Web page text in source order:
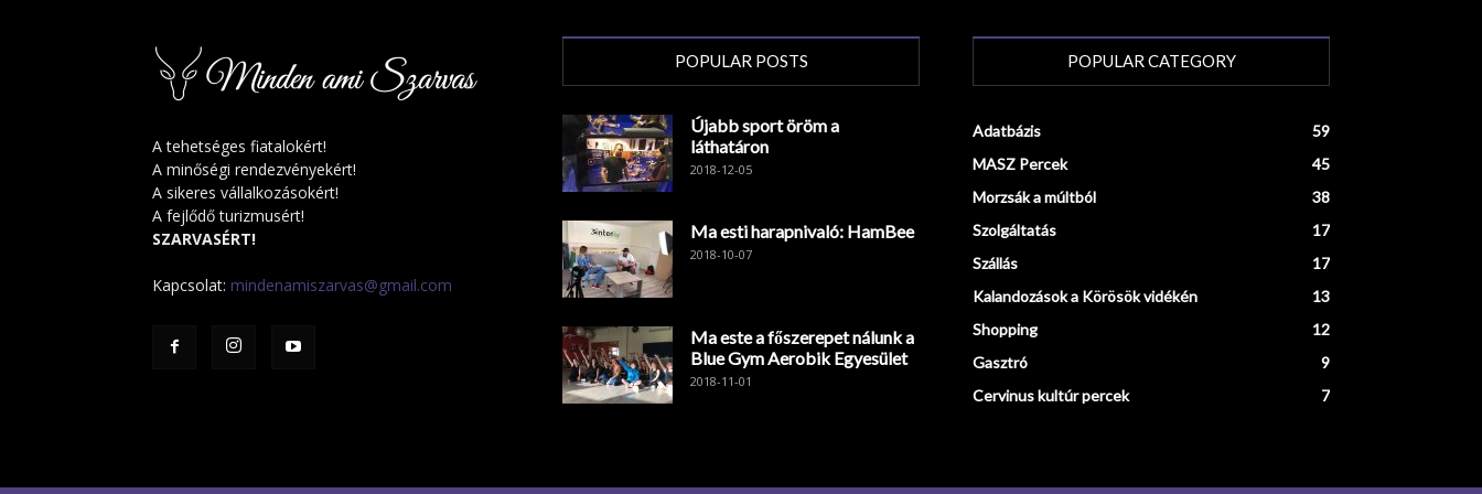
A tehetséges fiatalokért!
A minőségi rendezvényekért!
A sikeres vállalkozásokért!
A fejlődő turizmusért!
SZARVASÉRT!
Kapcsolat: mindenamiszarvas@gmail.com
POPULAR POSTS
Újabb sport öröm a
láthatáron
2018-12-05
Ma esti harapnivaló: HamBee
2018-10-07
Ma este a főszerepet nálunk a
Blue Gym Aerobik Egyesület
2018-11-01
POPULAR CATEGORY
Adatbázis
59
MASZ Percek
45
Morzsák a múltból
38
Szolgáltatás
17
Szállás
17
Kalandozások a Körösök vidékén
13
Shopping
12
Gasztró
9
Cervinus kultúr percek
7